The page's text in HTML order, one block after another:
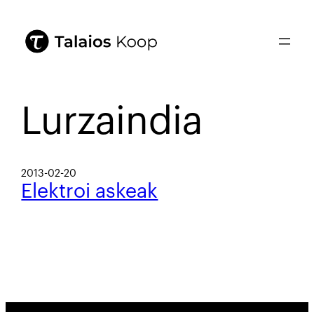
Lurzaindia
2013-02-20
Elektroi askeak